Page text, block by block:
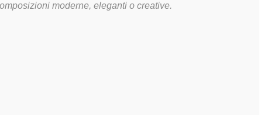
moderne, eleganti o creative.